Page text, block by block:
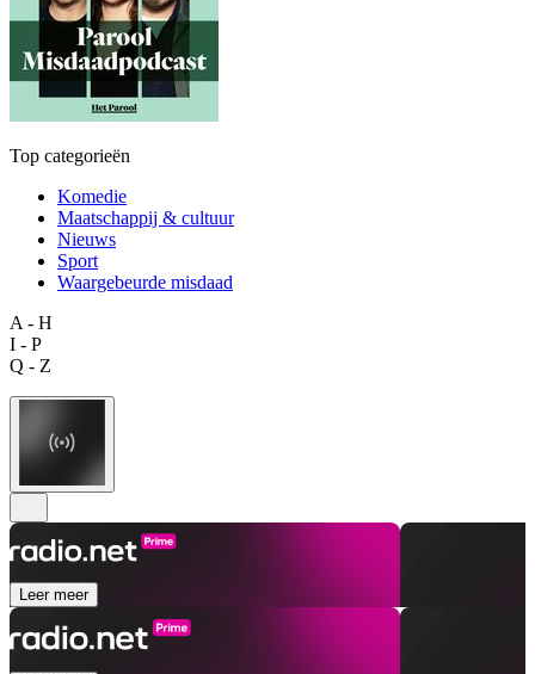
Top categorieën
Komedie
Maatschappij & cultuur
Nieuws
Sport
Waargebeurde misdaad
A - H
I - P
Q - Z
Leer meer